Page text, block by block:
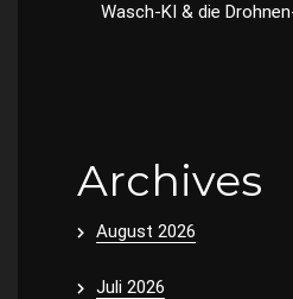
Wasch-KI & die
Archives
August 2026
Juli 2026